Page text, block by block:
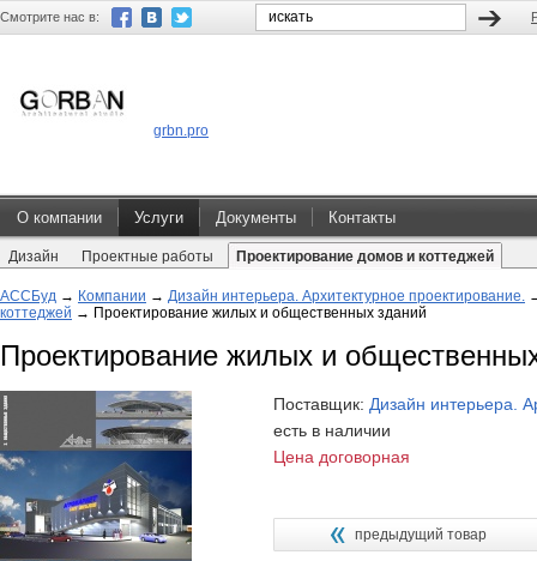
Смотрите нас в:
grbn.pro
О компании Услуги Документы Контакты
Дизайн Проектные работы Проектирование домов и коттеджей
АССБуд → Компании → Дизайн интерьера. Архитектурное проектирование.
коттеджей → Проектирование жилых и общественных зданий
Проектирование жилых и
Поставщик: Дизайн интерьера.
есть в наличии
Цена договорная
предыдущий товар